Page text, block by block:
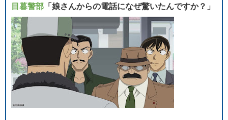
目暮警部 「娘さんからの電話になぜ驚いたんですか？」